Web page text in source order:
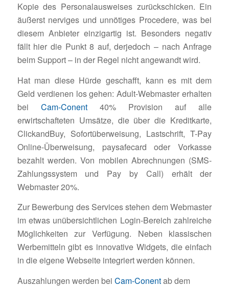
Kopie des Personalausweises zurückschicken. Ein
äußerst nerviges und unnötiges Procedere, was bei
diesem Anbieter einzigartig ist. Besonders negativ
fällt hier die Punkt 8 auf, derjedoch – nach Anfrage
beim Support – in der Regel nicht angewandt wird.
Hat man diese Hürde geschafft, kann es mit dem
Geld verdienen los gehen: Adult-Webmaster erhalten
bei Cam-Conent40% Provision auf alle
erwirtschafteten Umsätze, die über die Kreditkarte,
ClickandBuy, Sofortüberweisung, Lastschrift, T-Pay
Online-Überweisung, paysafecard oder Vorkasse
bezahlt werden. Von mobilen Abrechnungen (SMS-
Zahlungssystem und Pay by Call) erhält der
Webmaster 20%.
Zur Bewerbung des Services stehen dem Webmaster
im etwas unübersichtlichen Login-Bereich zahlreiche
Möglichkeiten zur Verfügung. Neben klassischen
Werbemitteln gibt es innovative Widgets, die einfach
in die eigene Webseite integriert werden können.
Auszahlungen werden bei Cam-Conentab dem